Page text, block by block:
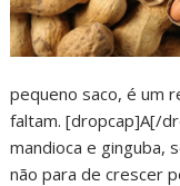
pequeno saco, é um
faltam. [dropcap]A[/
mandioca e ginguba,
não para de crescer